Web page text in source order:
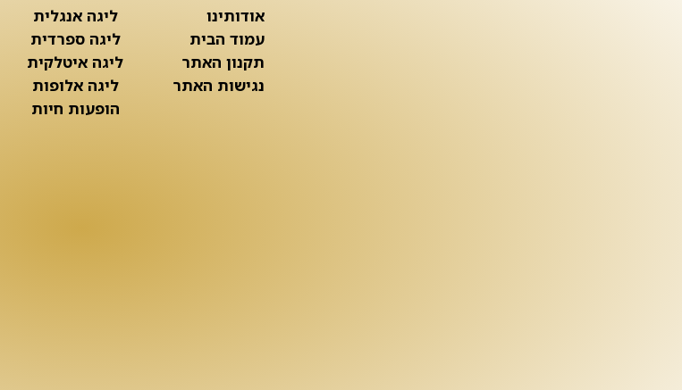
אודותינו
עמוד הבית
תקנון האתר
נגישות האתר
ליגה אנגלית
ליגה ספרדית
ליגה איטלקית
ליגה אלופות
הופעות חיות